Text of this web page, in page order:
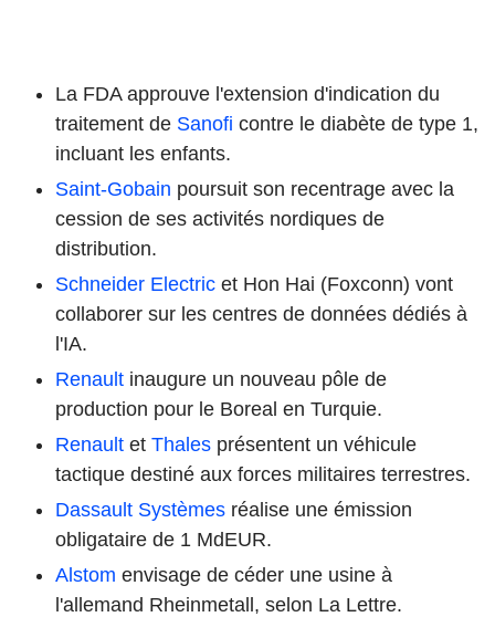
La FDA approuve l'extension d'indication du
traitement de Sanofi contre le diabète de type 1,
incluant les enfants.
Saint-Gobain poursuit son recentrage avec la
cession de ses activités nordiques de
distribution.
Schneider Electric et Hon Hai (Foxconn) vont
collaborer sur les centres de données dédiés à
l'IA.
Renault inaugure un nouveau pôle de
production pour le Boreal en Turquie.
Renault et Thales présentent un véhicule
tactique destiné aux forces militaires terrestres.
Dassault Systèmes réalise une émission
obligataire de 1 MdEUR.
Alstom envisage de céder une usine à
l'allemand Rheinmetall, selon La Lettre.